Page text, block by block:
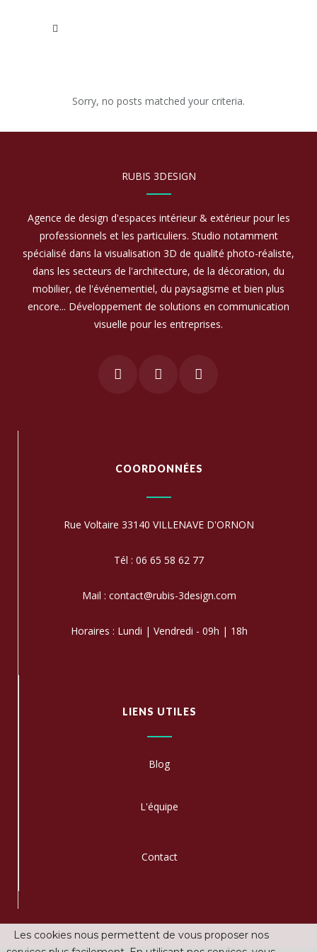
Sorry, no posts matched your criteria.
RUBIS 3DESIGN
Agence de design d'espaces intérieur & extérieur pour les
professionnels et les particuliers. Studio notamment
spécialisé dans la visualisation 3D de qualité photo-réaliste,
dans les secteurs de l'architecture, de la décoration, du
mobilier, de l'événementiel, du paysagisme et bien plus
encore... Développement de solutions en communication
visuelle pour les entreprises.
COORDONNÉES
Rue Voltaire 33140 VILLENAVE D'ORNON
Tél : 06 65 58 62 77
Mail : contact@rubis-3design.com
Horaires : Lundi | Vendredi - 09h | 18h
LIENS UTILES
Blog
L'équipe
Contact
Les cookies nous permettent de vous proposer nos